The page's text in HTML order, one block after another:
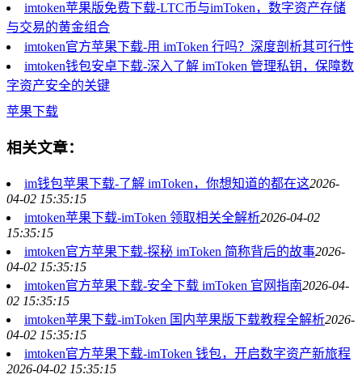
imtoken苹果版免费下载-LTC币与imToken，数字资产存储
与交易的黄金组合
imtoken官方苹果下载-用 imToken 行吗？深度剖析其可行性
imtoken钱包安卓下载-深入了解 imToken 管理私钥，保障数
字资产安全的关键
苹果下载
相关文章：
im钱包苹果下载-了解 imToken，你想知道的都在这2026-
04-02 15:35:15
imtoken苹果下载-imToken 领取相关全解析2026-04-02
15:35:15
imtoken官方苹果下载-探秘 imToken 简称背后的故事2026-
04-02 15:35:15
imtoken官方苹果下载-安全下载 imToken 官网指南2026-04-
02 15:35:15
imtoken苹果下载-imToken 国内苹果版下载教程全解析2026-
04-02 15:35:15
imtoken官方苹果下载-imToken 钱包，开启数字资产新旅程
2026-04-02 15:35:15